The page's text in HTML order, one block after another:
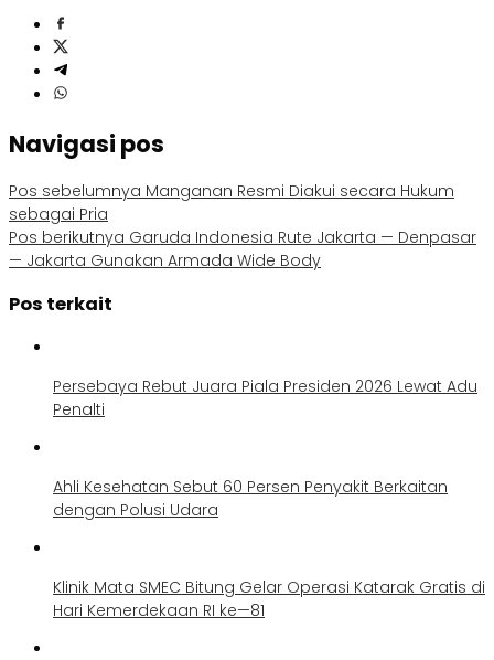
Navigasi pos
Pos sebelumnya Manganan Resmi Diakui secara Hukum
sebagai Pria
Pos berikutnya Garuda Indonesia Rute Jakarta — Denpasar
— Jakarta Gunakan Armada Wide Body
Pos terkait
Persebaya Rebut Juara Piala Presiden 2026 Lewat Adu
Penalti
Ahli Kesehatan Sebut 60 Persen Penyakit Berkaitan
dengan Polusi Udara
Klinik Mata SMEC Bitung Gelar Operasi Katarak Gratis di
Hari Kemerdekaan RI ke—81